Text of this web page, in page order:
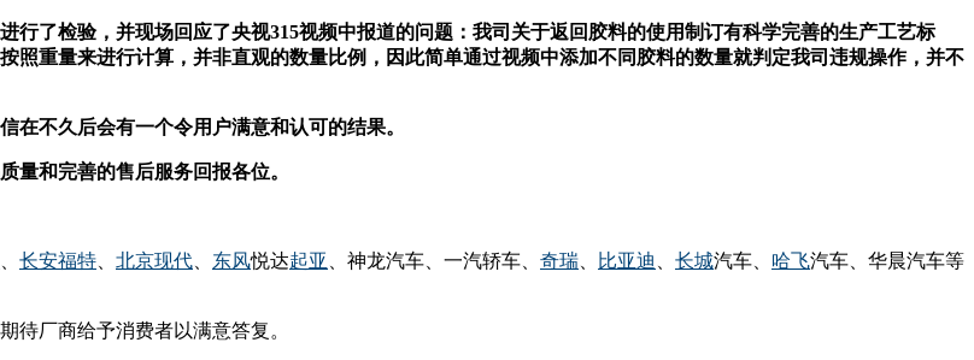
了检验，并现场回应了央视315视频中报道的问题：我司关于返回胶料的使用制订有科学完善的生产工艺标
照重量来进行计算，并非直观的数量比例，因此简单通过视频中添加不同胶料的数量就判定我司违规操作，并不
在不久后会有一个令用户满意和认可的结果。
量和完善的售后服务回报各位。
长安福特 北京现代 东风悦达起亚 、神龙汽车、一汽轿车、 奇瑞 比亚迪 长城汽车、 哈飞汽车、华晨汽车等
待厂商给予消费者以满意答复。